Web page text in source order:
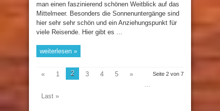
man einen faszinierend schönen Weitblick auf das
Mittelmeer. Besonders die Sonnenuntergänge sind
hier sehr sehr schön und ein Anziehungspunkt für
viele Reisende. Hier gibt es ...
weiterlesen »
Seite 2 von 7
« 1 2 3 4 5
»
...
Last »